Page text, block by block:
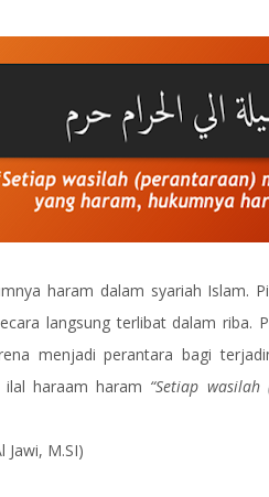
haram dalam syariah Islam.
langsung terlibat dalam riba.
menjadi perantara bagi
haraam haram “Setiap
Jawi, M.SI)